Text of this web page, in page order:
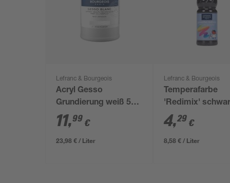
Lefranc & Bourgeois
Acryl Gesso
Grundierung weiß 500
ml
11,99 €
23,98 € / Liter
Lefranc & Bourgeois
Temperafarbe
'Redimix'
flüssig 500 ml
4,29 €
8,58 € / Liter